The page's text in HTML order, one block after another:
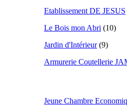
Etablissement DE JESUS
Le Bois mon Abri (10)
Jardin d'Intérieur(9)
Armurerie Coutellerie
Jeune Chambre